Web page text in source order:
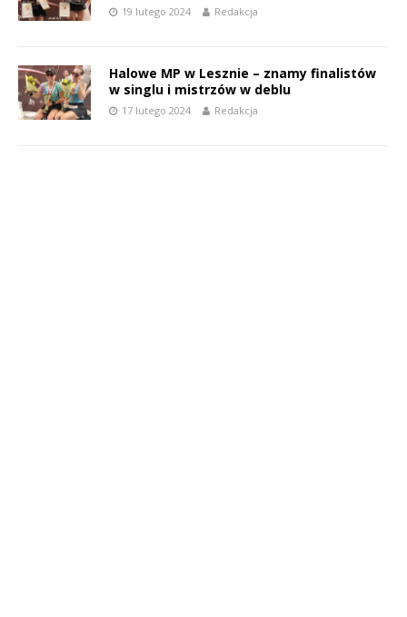
19 lutego 2024 Redakcja
Halowe MP w Lesznie – znamy finalistów
w singlu i mistrzów w deblu
17 lutego 2024 Redakcja